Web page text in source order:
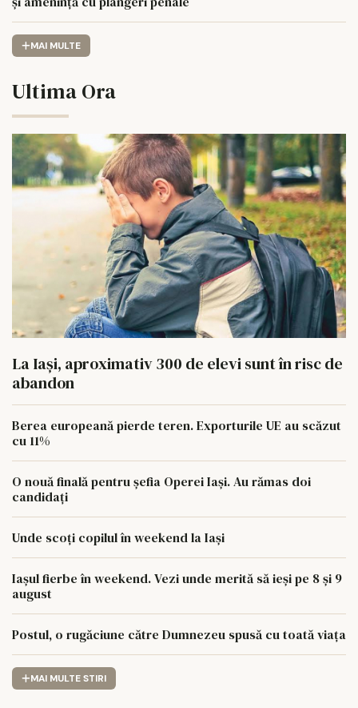
MAI MULTE
Ultima Ora
La Iași, aproximativ 300 de elevi sunt în risc de
abandon
Berea europeană pierde teren. Exporturile UE au scăzut
cu 11%
O nouă finală pentru șefia Operei Iași. Au rămas doi
candidați
Unde scoți copilul în weekend la Iași
Iașul fierbe în weekend. Vezi unde merită să ieși pe 8 și 9
august
Postul, o rugăciune către Dumnezeu spusă cu toată viața
MAI MULTE STIRI